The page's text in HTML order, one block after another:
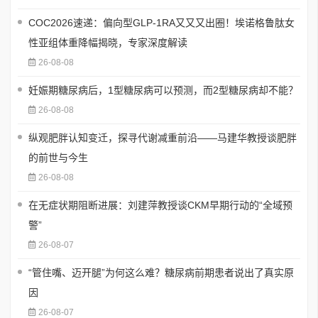
COC2026速递：偏向型GLP-1RA又又又出圈！埃诺格鲁肽女
性亚组体重降幅揭晓，专家深度解读
26-08-08
妊娠期糖尿病后，1型糖尿病可以预测，而2型糖尿病却不能？
26-08-08
纵观肥胖认知变迁，探寻代谢减重前沿——马建华教授谈肥胖
的前世与今生
26-08-08
在无症状期阻断进展：刘建萍教授谈CKM早期行动的“全域预
警”
26-08-07
“管住嘴、迈开腿”为何这么难？糖尿病前期患者说出了真实原
因
26-08-07